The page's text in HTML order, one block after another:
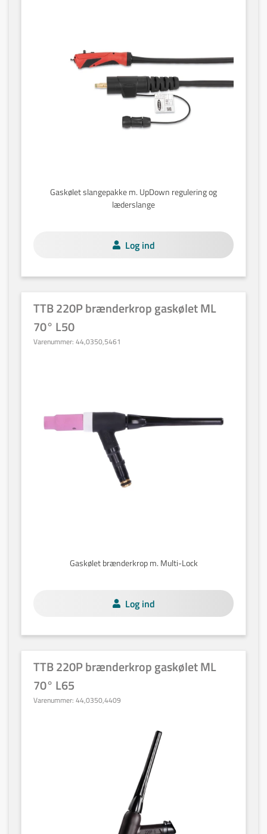
Gaskølet slangepakke m. UpDown regulering og
læderslange
Log ind
TTB 220P brænderkrop gaskølet ML
70° L50
Varenummer: 44,0350,5461
Gaskølet brænderkrop m. Multi-Lock
Log ind
TTB 220P brænderkrop gaskølet ML
70° L65
Varenummer: 44,0350,4409